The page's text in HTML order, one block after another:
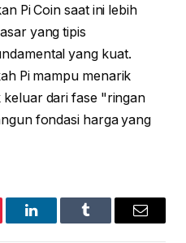
Pi Coin saat ini lebih
yang tipis
yang kuat.
Pi mampu menarik
dari fase "ringan
fondasi harga yang
LinkedInTumblr Email